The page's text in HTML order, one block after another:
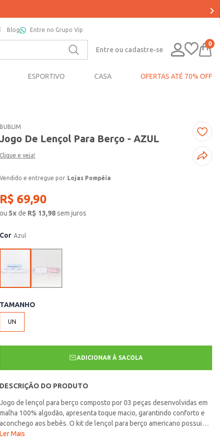
Blog Entre no Grupo Vip
Entre ou cadastre-se
0
ESPORTIVO CASA OFERTAS ATÉ 70% OFF
BUBLIM
Jogo De Lençol Para Berço - AZUL
Clique e veja!
Lojas Pompéia
R$ 69,90
ou5xde R$ 13,98sem juros
Cor Azul
TAMANHO
UN
ADICIONAR À SACOLA
DESCRIÇÃO DO PRODUTO
Jogo de lençol para berço composto por 03 peças desenvolvidas em
malha 100% algodão, apresenta toque macio, garantindo conforto e
aconchego aos bebês. O kit de lençol para berço americano possui
um lençol de cima, um lençol com elástico e uma fronha, ideal para
Ler Mais